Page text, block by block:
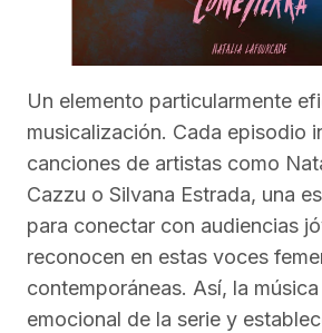
Un elemento particularmente
musicalización. Cada episodio
canciones de artistas como
Cazzu o Silvana Estrada, una
para conectar con audiencias
reconocen en estas voces
contemporáneas. Así, la
emocional de la serie y